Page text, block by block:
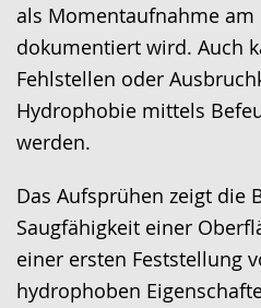
als Momentaufnahme
dokumentiert wird. Auch
Fehlstellen oder
Hydrophobie mittels
werden.
Das Aufsprühen zeigt die
Saugfähigkeit einer
einer ersten Feststellung
hydrophoben